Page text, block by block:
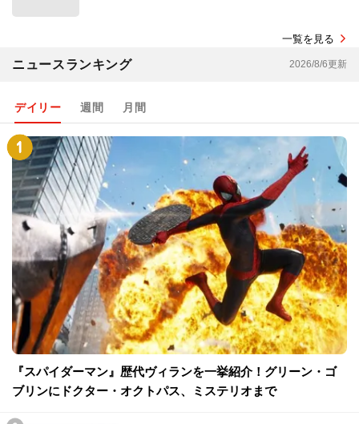
一覧を見る
ニュースランキング 2026/8/6更新
デイリー 週間 月間
『スパイダーマン』歴代ヴィランを一挙紹介！グリーン・ゴ
ブリンにドクター・オクトパス、ミステリオまで